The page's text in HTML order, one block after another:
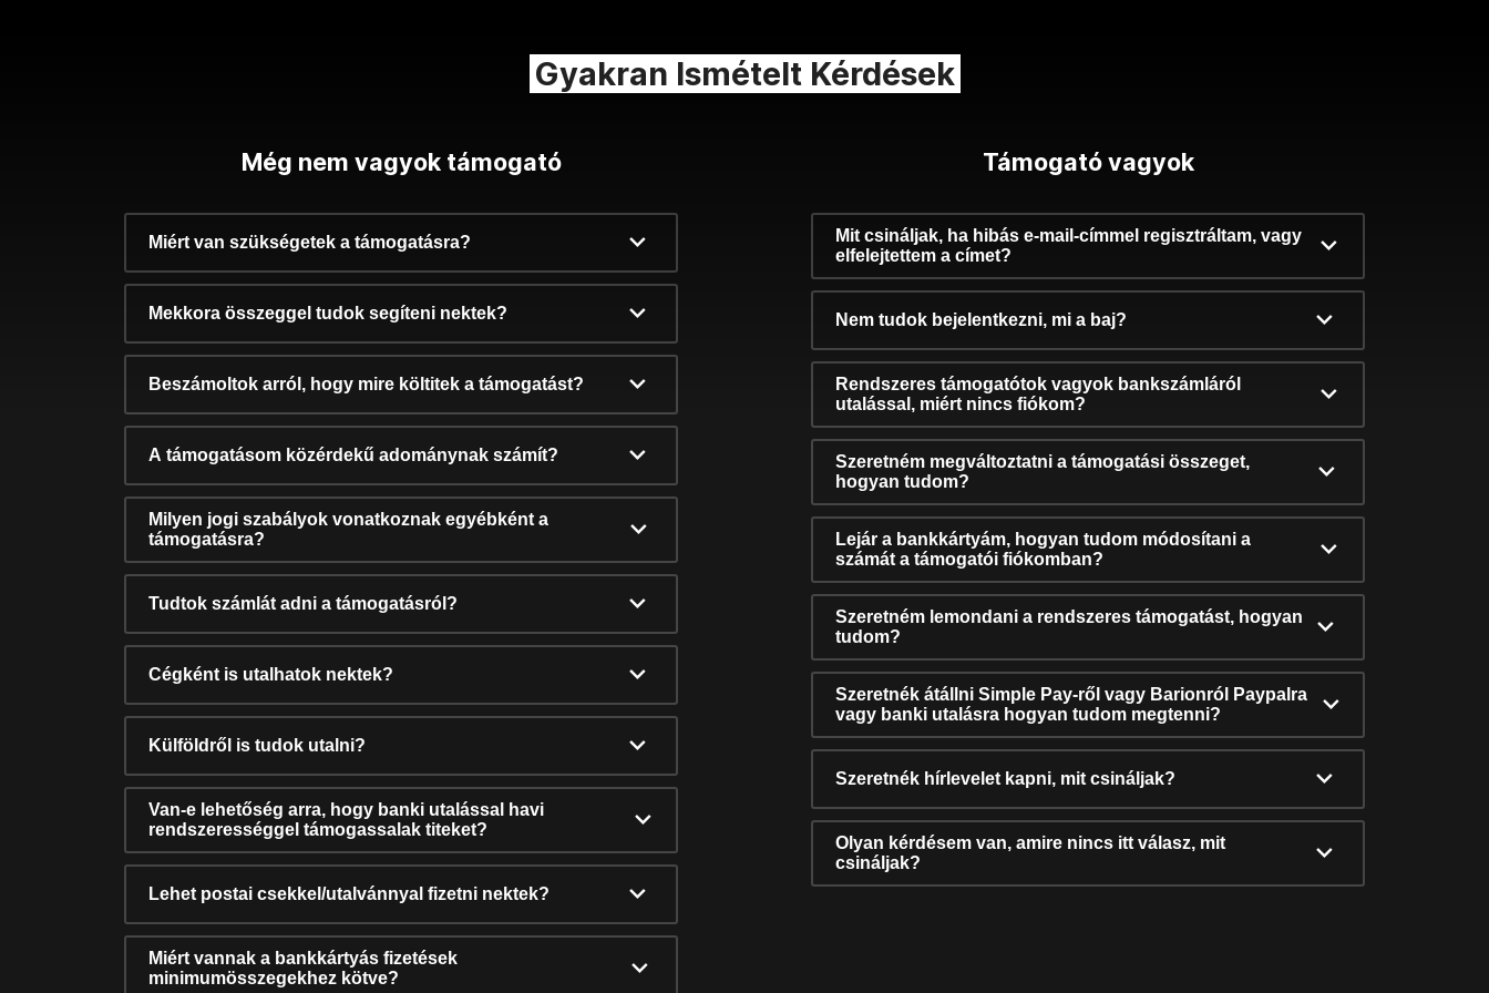
Gyakran Ismételt Kérdések
Még nem vagyok támogató
Miért van szükségetek a támogatásra?
Mekkora összeggel tudok segíteni nektek?
Beszámoltok arról, hogy mire költitek a támogatást?
A támogatásom közérdekű adománynak számít?
Milyen jogi szabályok vonatkoznak egyébként a
támogatásra?
Tudtok számlát adni a támogatásról?
Cégként is utalhatok nektek?
Külföldről is tudok utalni?
Van-e lehetőség arra, hogy banki utalással havi
rendszerességgel támogassalak titeket?
Lehet postai csekkel/utalvánnyal fizetni nektek?
Miért vannak a bankkártyás fizetések
minimumösszegekhez kötve?
Támogató vagyok
Mit csináljak, ha hibás e-mail-címmel regisztráltam, vagy
elfelejtettem a címet?
Nem tudok bejelentkezni, mi a baj?
Rendszeres támogatótok vagyok bankszámláról
utalással, miért nincs fiókom?
Szeretném megváltoztatni a támogatási összeget,
hogyan tudom?
Lejár a bankkártyám, hogyan tudom módosítani a
számát a támogatói fiókomban?
Szeretném lemondani a rendszeres támogatást, hogyan
tudom?
Szeretnék átállni Simple Pay-ről vagy Barionról Paypalra
vagy banki utalásra hogyan tudom megtenni?
Szeretnék hírlevelet kapni, mit csináljak?
Olyan kérdésem van, amire nincs itt válasz, mit
csináljak?